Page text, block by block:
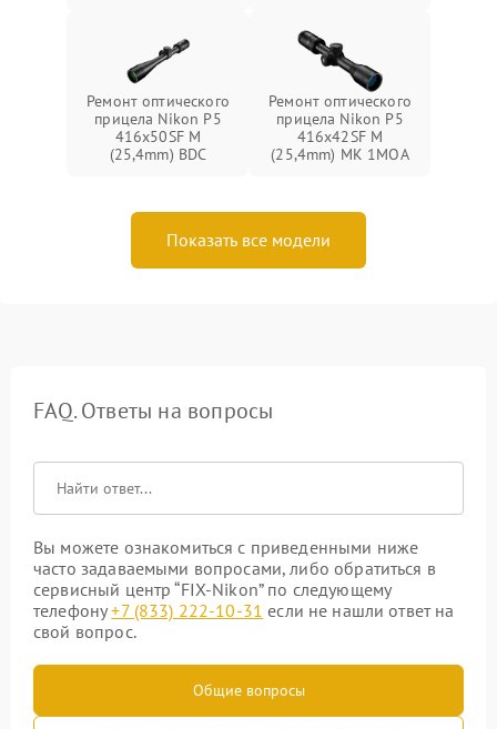
Ремонт оптического
прицела Nikon P5
416x50SF M
(25,4mm) BDC
Ремонт оптического
прицела Nikon P5
416x42SF M
(25,4mm) MK 1MOA
Показать все модели
FAQ. Ответы на вопросы
Вы можете ознакомиться с приведенными ниже
часто задаваемыми вопросами, либо обратиться в
сервисный центр “FIX-Nikon” по следующему
телефону+7 (833) 222-10-31 если не нашли ответ на
свой вопрос.
Общие вопросы